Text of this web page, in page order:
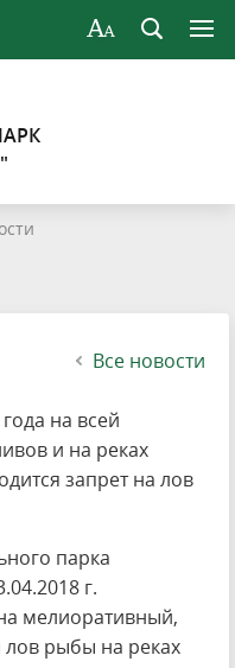
Все новости
на всей
и на реках
запрет на лов
парка
г.
мелиоративный,
рыбы на реках